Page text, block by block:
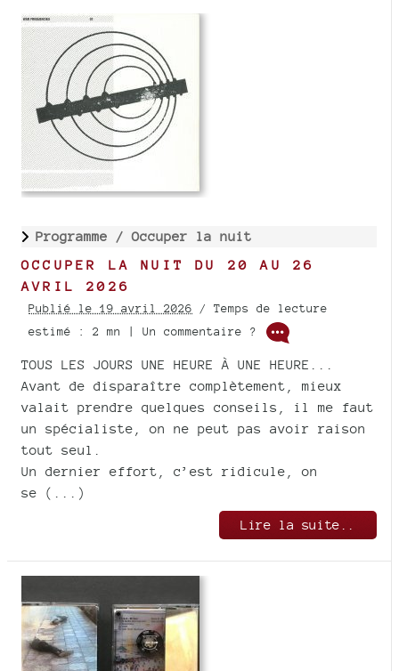
Programme /Occuper la nuit
OCCUPER LA NUIT DU 20 AU 26
AVRIL 2026
Publié le 19 avril 2026 / Temps de lecture
estimé : 2 mn | Un commentaire ?
TOUS LES JOURS UNE HEURE À UNE HEURE...
Avant de disparaître complètement, mieux
valait prendre quelques conseils, il me faut
un spécialiste, on ne peut pas avoir raison
tout seul.
Un dernier effort, c’est ridicule, on
se (...)
Lire la suite..